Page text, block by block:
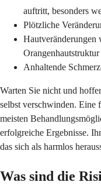
auftritt, besonders
Plötzliche
Hautveränderungen
Orangenhautstruktur
Anhaltende
Warten Sie nicht und
selbst verschwinden. Eine
meisten
erfolgreiche Ergebnisse.
das sich als harmlos
Was sind die